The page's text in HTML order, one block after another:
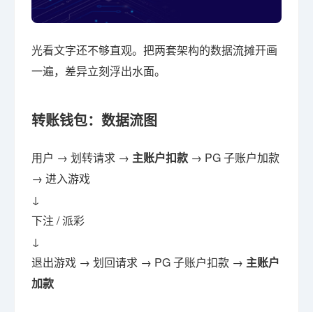
光看文字还不够直观。把两套架构的数据流摊开画
一遍，差异立刻浮出水面。
转账钱包：数据流图
用户 → 划转请求 → 主账户扣款 → PG 子账户加款
→ 进入游戏
↓
下注 / 派彩
↓
退出游戏 → 划回请求 → PG 子账户扣款 → 主账户
加款